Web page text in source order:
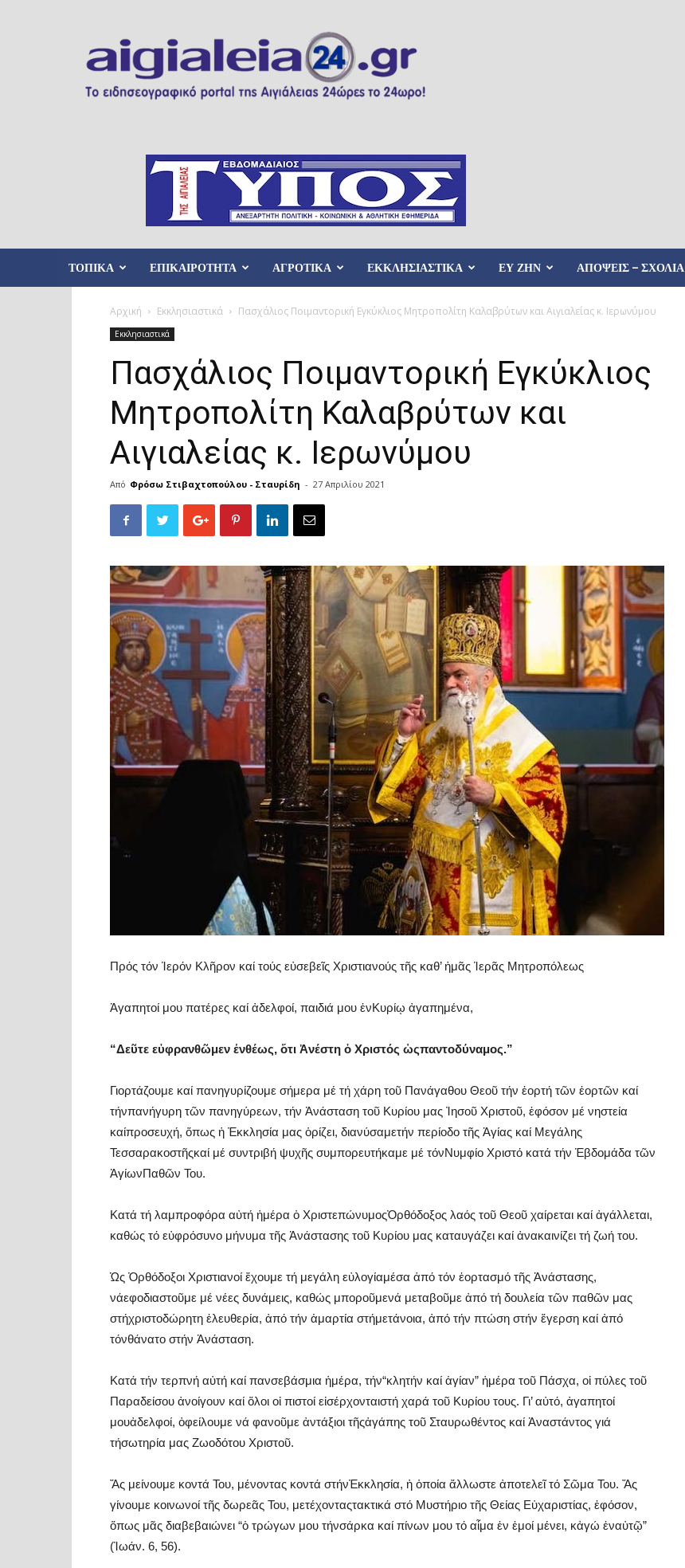
ΤΟΠΙΚΑ ΕΠΙΚΑΙΡΟΤΗΤΑ ΑΓΡΟΤΙΚΑ ΕΚΚΛΗΣΙΑΣΤΙΚΑ ΕΥ ΖΗΝ ΑΠΟΨΕΙΣ – ΣΧΟΛΙΑ
Αρχική Εκκλησιαστικά Πασχάλιος Ποιμαντορική Εγκύκλιος Μητροπολίτη Καλαβρύτων και Αιγιαλείας κ. Ιερωνύμου
Εκκλησιαστικά
Πασχάλιος Ποιμαντορική Εγκύκλιος
Μητροπολίτη Καλαβρύτων και
Αιγιαλείας κ. Ιερωνύμου
Από Φρόσω Στιβαχτοπούλου - Σταυρίδη - 27 Απριλίου 2021
Πρός τόν Ἱερόν Κλῆρον καί τούς εὐσεβεῖς Χριστιανούς τῆς καθ’ ἡμᾶς Ἱερᾶς Μητροπόλεως
Ἀγαπητοί μου πατέρες καί ἀδελφοί, παιδιά μου ἐνΚυρίῳ ἀγαπημένα,
“Δεῦτε εὐφρανθῶμεν ἐνθέως, ὅτι Ἀνέστη ὁ Χριστός ὡςπαντοδύναμος.”
Γιορτάζουμε καί πανηγυρίζουμε σήμερα μέ τή χάρη τοῦ Πανάγαθου Θεοῦ τήν ἑορτή τῶν ἑορτῶν καί
τήνπανήγυρη τῶν πανηγύρεων, τήν Ἀνάσταση τοῦ Κυρίου μας Ἰησοῦ Χριστοῦ, ἐφόσον μέ νηστεία
καίπροσευχή, ὅπως ἡ Ἐκκλησία μας ὁρίζει, διανύσαμετήν περίοδο τῆς Ἁγίας καί Μεγάλης
Τεσσαρακοστῆςκαί μέ συντριβή ψυχῆς συμπορευτήκαμε μέ τόνΝυμφίο Χριστό κατά τήν Ἑβδομάδα τῶν
ἉγίωνΠαθῶν Του.
Κατά τή λαμπροφόρα αὐτή ἡμέρα ὁ ΧριστεπώνυμοςὈρθόδοξος λαός τοῦ Θεοῦ χαίρεται καί ἀγάλλεται,
καθώς τό εὐφρόσυνο μήνυμα τῆς Ἀνάστασης τοῦ Κυρίου μας καταυγάζει καί ἀνακαινίζει τή ζωή του.
Ὡς Ὀρθόδοξοι Χριστιανοί ἔχουμε τή μεγάλη εὐλογίαμέσα ἀπό τόν ἑορτασμό τῆς Ἀνάστασης,
νάεφοδιαστοῦμε μέ νέες δυνάμεις, καθώς μποροῦμενά μεταβοῦμε ἀπό τή δουλεία τῶν παθῶν μας
στήχριστοδώρητη ἐλευθερία, ἀπό τήν ἁμαρτία στήμετάνοια, ἀπό τήν πτώση στήν ἔγερση καί ἀπό
τόνθάνατο στήν Ἀνάσταση.
Κατά τήν τερπνή αὐτή καί πανσεβάσμια ἡμέρα, τήν“κλητήν καί ἁγίαν” ἡμέρα τοῦ Πάσχα, οἱ πύλες τοῦ
Παραδείσου ἀνοίγουν καί ὅλοι οἱ πιστοί εἰσέρχονταιστή χαρά τοῦ Κυρίου τους. Γι’ αὐτό, ἀγαπητοί
μουἀδελφοί, ὀφείλουμε νά φανοῦμε ἀντάξιοι τῆςἀγάπης τοῦ Σταυρωθέντος καί Ἀναστάντος γιά
τήσωτηρία μας Ζωοδότου Χριστοῦ.
Ἄς μείνουμε κοντά Του, μένοντας κοντά στήνἘκκλησία, ἡ ὁποία ἄλλωστε ἀποτελεῖ τό Σῶμα Του. Ἄς
γίνουμε κοινωνοί τῆς δωρεᾶς Του, μετέχονταςτακτικά στό Μυστήριο τῆς Θείας Εὐχαριστίας, ἐφόσον,
ὅπως μᾶς διαβεβαιώνει “ὁ τρώγων μου τήνσάρκα καί πίνων μου τό αἷμα ἐν ἐμοί μένει, κἀγώ ἐναὐτῷ”
(Ἰωάν. 6, 56).